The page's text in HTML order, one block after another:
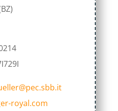
royal.com